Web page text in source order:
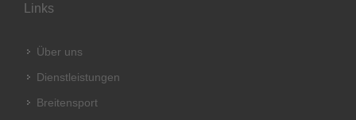
Links
Über uns
Dienstleistungen
Breitensport